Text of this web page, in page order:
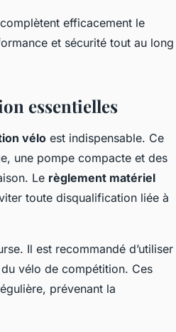
efficacement le
et sécurité tout au long
essentielles
vélo est indispensable. Ce
une pompe compacte et des
Le règlement matériel
toute disqualification liée à
Il est recommandé d’utiliser
vélo de compétition. Ces
prévenant la